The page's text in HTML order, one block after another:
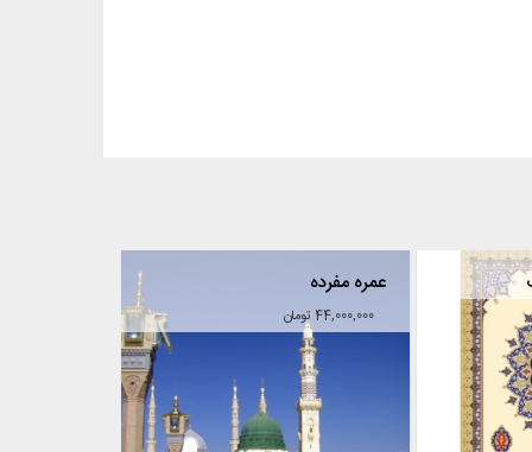
تور عتبات اقساطی بلند مدت